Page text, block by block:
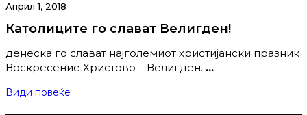
Април 1, 2018
Католиците го слават Велигден!
денеска го слават најголемиот христијански празник
Воскресение Христово – Велигден. …
Види повеќе